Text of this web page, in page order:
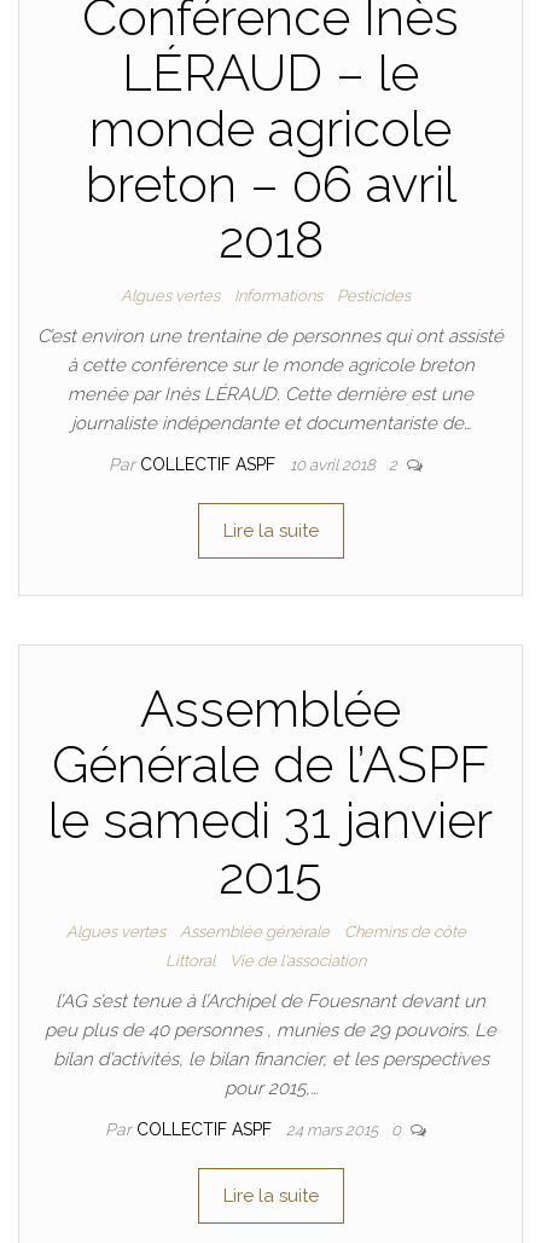
Conférence Inès
LÉRAUD – le
monde agricole
breton – 06 avril
2018
Algues vertes Informations Pesticides
C’est environ une trentaine de personnes qui ont assisté
à cette conférence sur le monde agricole breton
menée par Inès LÉRAUD. Cette dernière est une
journaliste indépendante et documentariste de…
Par COLLECTIF ASPF 10 avril 2018 2
Lire la suite
Assemblée
Générale de l’ASPF
le samedi 31 janvier
2015
Algues vertes Assemblée générale
Chemins de côte
Littoral
Vie de l'association
l’AG s’est tenue à l’Archipel de Fouesnant devant un
peu plus de 40 personnes , munies de 29 pouvoirs. Le
bilan d’activités, le bilan financier, et les perspectives
pour 2015,…
Par COLLECTIF ASPF 24 mars 2015 0
Lire la suite